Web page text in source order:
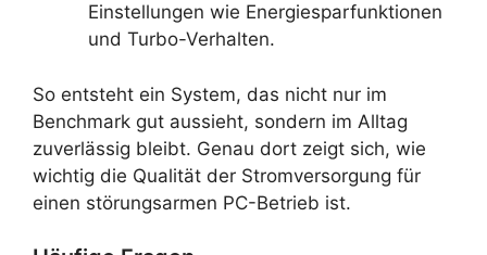
Einstellungen wie Energiesparfunktionen
und Turbo-Verhalten.
So entsteht ein System, das nicht nur im
Benchmark gut aussieht, sondern im Alltag
zuverlässig bleibt. Genau dort zeigt sich, wie
wichtig die Qualität der Stromversorgung für
einen störungsarmen PC-Betrieb ist.